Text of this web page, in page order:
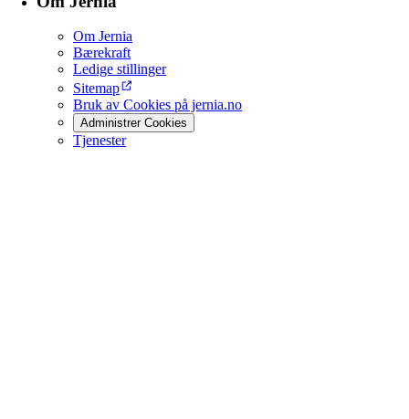
Om Jernia
Bærekraft
Ledige stillinger
Sitemap
Bruk av Cookies på jernia.no
Administrer Cookies
Tjenester